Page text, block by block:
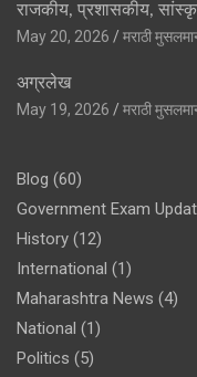
राजकीय, प्रशासकीय,
May 20, 2026
मराठी
अग्रलेख
May 19, 2026
मराठी
Blog (60)
Government Exam
History (12)
International (1)
Maharashtra News (4)
National (1)
Politics (5)